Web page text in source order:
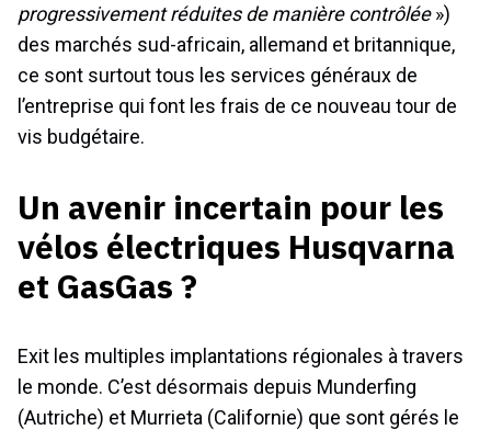
progressivement réduites de manière contrôlée»)
des marchés sud-africain, allemand et britannique,
ce sont surtout tous les services généraux de
l’entreprise qui font les frais de ce nouveau tour de
vis budgétaire.
Un avenir incertain pour les
vélos électriques Husqvarna
et GasGas ?
Exit les multiples implantations régionales à travers
le monde. C’est désormais depuis Munderfing
(Autriche) et Murrieta (Californie) que sont gérés le